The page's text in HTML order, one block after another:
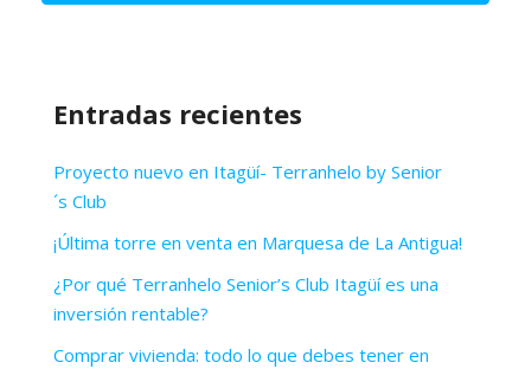
Entradas recientes
Proyecto nuevo en Itagüí- Terranhelo by Senior
´s Club
¡Última torre en venta en Marquesa de La Antigua!
¿Por qué Terranhelo Senior’s Club Itagüí es una
inversión rentable?
Comprar vivienda: todo lo que debes tener en